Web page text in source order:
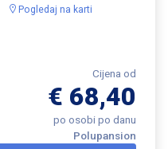
Pogledaj na karti
Cijena od
€ 68,40
po osobi po danu
Polupansion